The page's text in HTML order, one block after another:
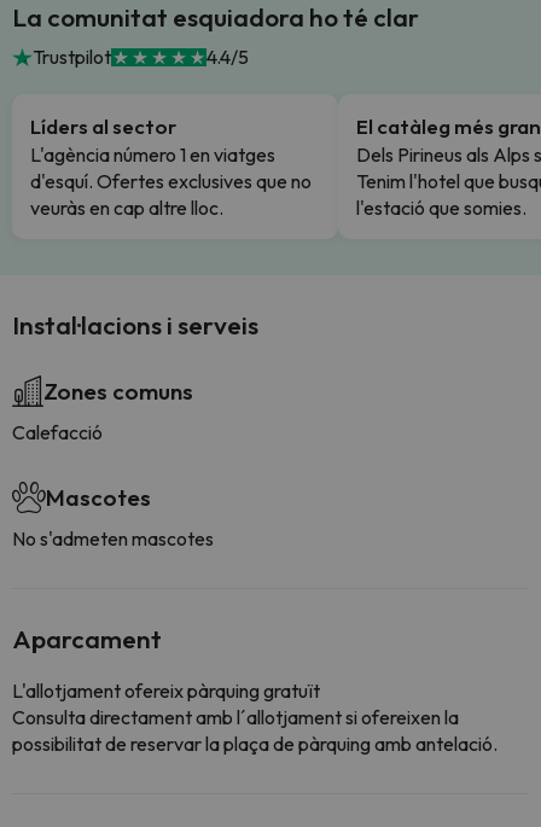
La comunitat esquiadora ho té clar
Trustpilot 4.4/5
Líders al sector
L'agència número 1 en viatges
d'esquí. Ofertes exclusives que no
veuràs en cap altre lloc.
El catàleg més gran
Dels Pirineus als Alps
Tenim l'hotel que
l'estació que somies.
Instal·lacions i serveis
Zones comuns
Calefacció
Mascotes
No s'admeten mascotes
Aparcament
L'allotjament ofereix pàrquing gratuït
Consulta directament amb l´allotjament si ofereixen la
possibilitat de reservar la plaça de pàrquing amb antelació.